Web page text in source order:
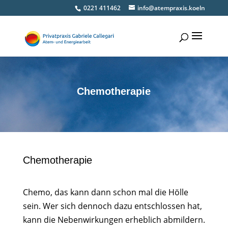
0221 411462 info@atempraxis.koeln
Chemotherapie
Chemotherapie
Chemo, das kann dann schon mal die Hölle
sein. Wer sich dennoch dazu entschlossen hat,
kann die Nebenwirkungen erheblich abmildern.